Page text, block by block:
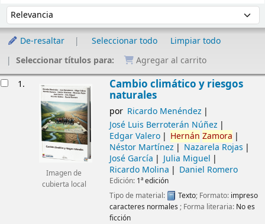
Ordenar por:
De-resaltar Seleccionar todo
Limpiar todo
Seleccionar títulos para:
Agregar al carrito
1.
Imagen de
cubierta local
Cambio climático y riesgos
naturales
por Ricardo Menéndez
José Luis Berroterán Núñez
Edgar Valero
Hernán Zamora
Néstor Martínez
Nazarela Rojas
José García
Julia Miguel
Ricardo Molina
Daniel Romero
Edición: 1ª edición
Tipo de material:
Texto; Formato: impreso
caracteres normales ; Forma literaria: No es
ficción